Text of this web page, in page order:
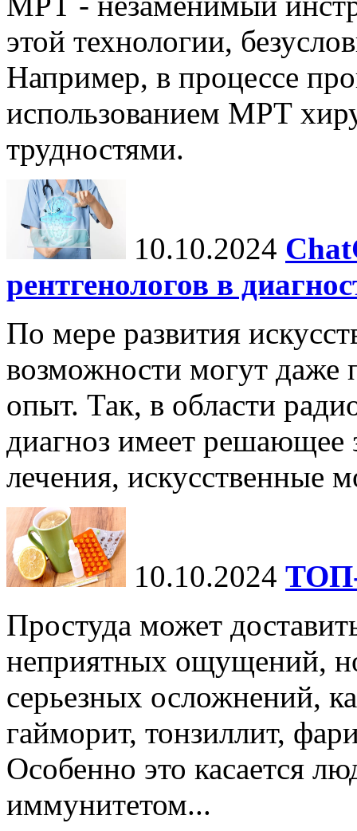
этой технологии,
Например, в процессе
использованием МРТ
трудностями.
10.10.2024
рентгенологов в
По мере развития
возможности могут даже
опыт. Так, в области
диагноз имеет решающее
лечения, искусственные
10.10.2024 ТОП-
Простуда может
неприятных ощущений,
серьезных осложнений,
гайморит, тонзиллит,
Особенно это касается
иммунитетом...